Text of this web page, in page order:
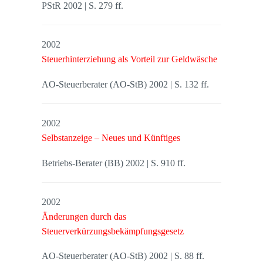
PStR 2002 | S. 279 ff.
2002
Steuerhinterziehung als Vorteil zur Geldwäsche
AO-Steuerberater (AO-StB) 2002 | S. 132 ff.
2002
Selbstanzeige – Neues und Künftiges
Betriebs-Berater (BB) 2002 | S. 910 ff.
2002
Änderungen durch das
Steuerverkürzungsbekämpfungsgesetz
AO-Steuerberater (AO-StB) 2002 | S. 88 ff.